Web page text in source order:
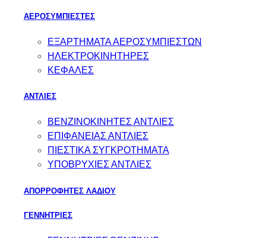
ΑΕΡΟΣΥΜΠΙΕΣΤΕΣ
ΕΞΑΡΤΗΜΑΤΑ ΑΕΡΟΣΥΜΠΙΕΣΤΩΝ
ΗΛΕΚΤΡΟΚΙΝΗΤΗΡΕΣ
ΚΕΦΑΛΕΣ
ΑΝΤΛΙΕΣ
ΒΕΝΖΙΝΟΚΙΝΗΤΕΣ ΑΝΤΛΙΕΣ
ΕΠΙΦΑΝΕΙΑΣ ΑΝΤΛΙΕΣ
ΠΙΕΣΤΙΚΑ ΣΥΓΚΡΟΤΗΜΑΤΑ
ΥΠΟΒΡΥΧΙΕΣ ΑΝΤΛΙΕΣ
ΑΠΟΡΡΟΦΗΤΕΣ ΛΑΔΙΟΥ
ΓΕΝΝΗΤΡΙΕΣ